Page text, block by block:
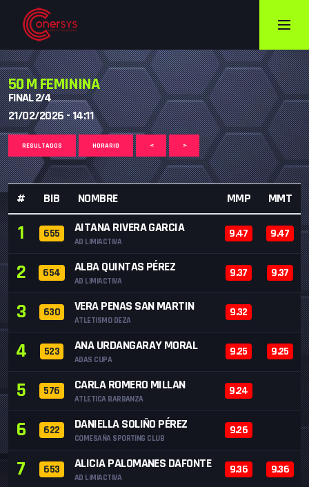
50 M FEMININA
FINAL 2/4
21/02/2026 - 14:11
RESULTADOS HORARIO < >
# BIB NOMBRE MMP MMT
1 655 AITANA RIVERA GARCIA
AD LIMIACTIVA
9.47 9.47
2 654 ALBA QUINTAS PÉREZ
AD LIMIACTIVA
9.37 9.37
3 630 VERA PENAS SAN MARTIN
ATLETISMO DEZA
9.32
4 523 ANA URDANGARAY MORAL
ADAS CUPA
9.25 9.25
5 576 CARLA ROMERO MILLAN
ATLETICA BARBANZA
9.24
6 622 DANIELLA SOLIÑO PÉREZ
COMESAÑA SPORTING CLUB
9.26
7 653 ALICIA PALOMANES DAFONTE
AD LIMIACTIVA
9.36 9.36